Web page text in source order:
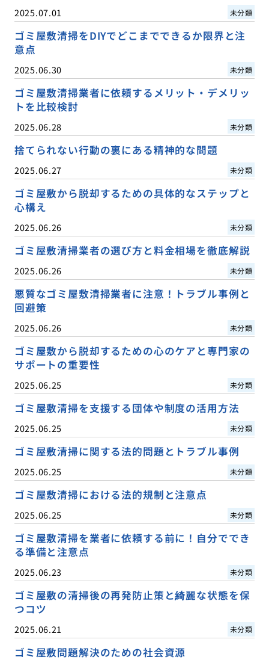
2025.07.01 未分類
ゴミ屋敷清掃をDIYでどこまでできるか限界と注
意点
2025.06.30 未分類
ゴミ屋敷清掃業者に依頼するメリット・デメリッ
トを比較検討
2025.06.28 未分類
捨てられない行動の裏にある精神的な問題
2025.06.27 未分類
ゴミ屋敷から脱却するための具体的なステップと
心構え
2025.06.26 未分類
ゴミ屋敷清掃業者の選び方と料金相場を徹底解説
2025.06.26 未分類
悪質なゴミ屋敷清掃業者に注意！トラブル事例と
回避策
2025.06.26 未分類
ゴミ屋敷から脱却するための心のケアと専門家の
サポートの重要性
2025.06.25 未分類
ゴミ屋敷清掃を支援する団体や制度の活用方法
2025.06.25 未分類
ゴミ屋敷清掃に関する法的問題とトラブル事例
2025.06.25 未分類
ゴミ屋敷清掃における法的規制と注意点
2025.06.25 未分類
ゴミ屋敷清掃を業者に依頼する前に！自分ででき
る準備と注意点
2025.06.23 未分類
ゴミ屋敷の清掃後の再発防止策と綺麗な状態を保
つコツ
2025.06.21 未分類
ゴミ屋敷問題解決のための社会資源